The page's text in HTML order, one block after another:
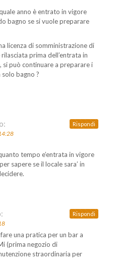
anno è entrato in vigore
bagno se si vuole preparare
licenza di somministrazione di
prima dell’entrata in
si può continuare a preparare i
solo bagno ?
tempo e’entrata in vigore
sapere se il locale sara’ in
Rispondi
una pratica per un bar a
(prima negozio di
straordinaria per
Rispondi